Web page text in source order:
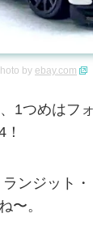
by ebay.com
1つめはフ
ンジット
〜。